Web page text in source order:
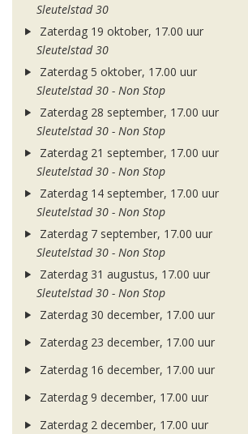
Sleutelstad 30
Zaterdag 19 oktober, 17.00 uur
Sleutelstad 30
Zaterdag 5 oktober, 17.00 uur
Sleutelstad 30 - Non Stop
Zaterdag 28 september, 17.00 uur
Sleutelstad 30 - Non Stop
Zaterdag 21 september, 17.00 uur
Sleutelstad 30 - Non Stop
Zaterdag 14 september, 17.00 uur
Sleutelstad 30 - Non Stop
Zaterdag 7 september, 17.00 uur
Sleutelstad 30 - Non Stop
Zaterdag 31 augustus, 17.00 uur
Sleutelstad 30 - Non Stop
Zaterdag 30 december, 17.00 uur
Zaterdag 23 december, 17.00 uur
Zaterdag 16 december, 17.00 uur
Zaterdag 9 december, 17.00 uur
Zaterdag 2 december, 17.00 uur